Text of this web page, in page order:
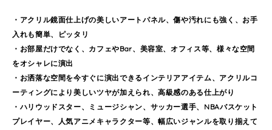
・アクリル鏡面仕上げの美しいアートパネル、傷や汚れにも強く、お手
入れも簡単、ピッタリ
・お部屋だけでなく、カフェやBar、美容室、オフィス等、様々な空間
をオシャレに演出
・お洒落な空間を今すぐに演出できるインテリアアイテム、アクリルコ
ーティングにより美しいツヤが加えられ、高級感のある仕上がり
・ハリウッドスター、ミュージシャン、サッカー選手、NBAバスケット
プレイヤー、人気アニメキャラクター等、幅広いジャンルを取り揃えて